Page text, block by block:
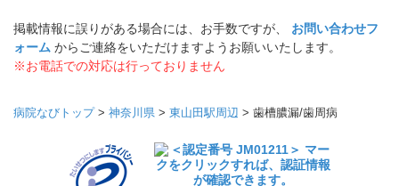
掲載情報に誤りがある場合には、お手数ですが、 お問い合わせフ
ォーム からご連絡をいただけますようお願いいたします。
※お電話での対応は行っておりません
病院なびトップ> 神奈川県 > 東山田駅周辺 > 歯槽膿漏/歯周病